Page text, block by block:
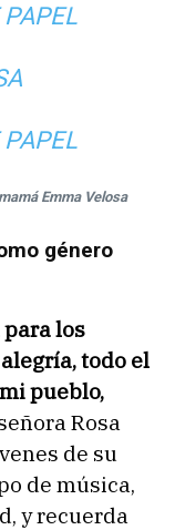
PAPEL
PAPEL
Emma Velosa
género
los
todo el
pueblo,
Rosa
de su
de música,
y recuerda